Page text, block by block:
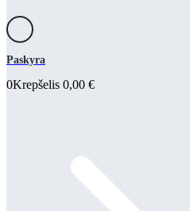
Paskyra
0Krepšelis 0,00 €